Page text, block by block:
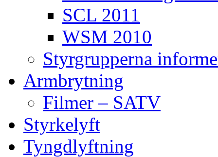
SCL 2011
WSM 2010
Styrgrupperna
Armbrytning
Filmer – SATV
Styrkelyft
Tyngdlyftning